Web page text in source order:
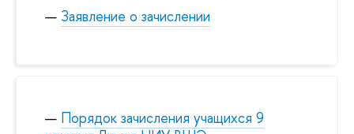
Заявление о зачислении
Порядок зачисления учащихся 9